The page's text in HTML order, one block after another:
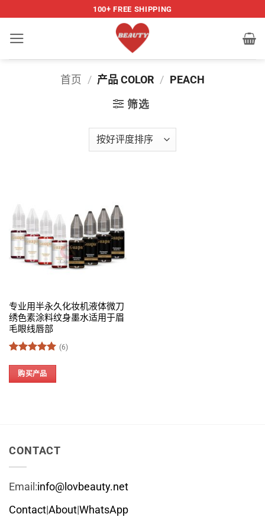
容
100+ FREE SHIPPING
首页 / 产品 COLOR / PEACH
筛选
专业用半永久化妆机液体微刀
绣色素涂料纹身墨水适用于眉
毛眼线唇部
&sol; 5
(6)
购买产品
CONTACT
Email:info@lovbeauty.net
Contact|About|WhatsApp